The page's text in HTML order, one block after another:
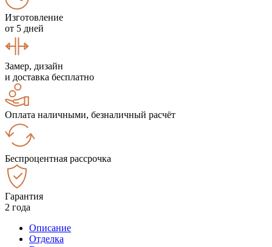
Изготовление
от 5 дней
Замер, дизайн
и доставка бесплатно
Оплата наличными, безналичный расчёт
Беспроцентная рассрочка
Гарантия
2 года
Описание
Отделка